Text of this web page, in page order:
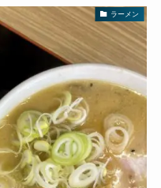
ラーメン